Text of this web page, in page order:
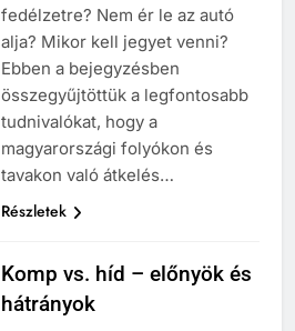
fedélzetre? Nem ér le az autó
alja? Mikor kell jegyet venni?
Ebben a bejegyzésben
összegyűjtöttük a legfontosabb
tudnivalókat, hogy a
magyarországi folyókon és
tavakon való átkelés…
Részletek
Komp vs. híd – előnyök és
hátrányok